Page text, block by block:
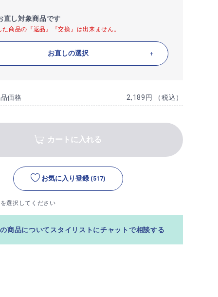
直し対象商品です
商品の『返品』『交換』は出来ません。
お直しの選択
価格 2,189円 （税込）
カートに入れる
お気に入り登録 (517)
選択してください
商品についてスタイリストにチャットで相談する